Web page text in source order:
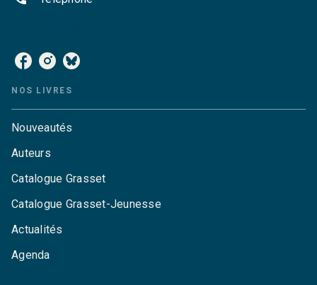
NOS LIVRES
Nouveautés
Auteurs
Catalogue Grasset
Catalogue Grasset-Jeunesse
Actualités
Agenda